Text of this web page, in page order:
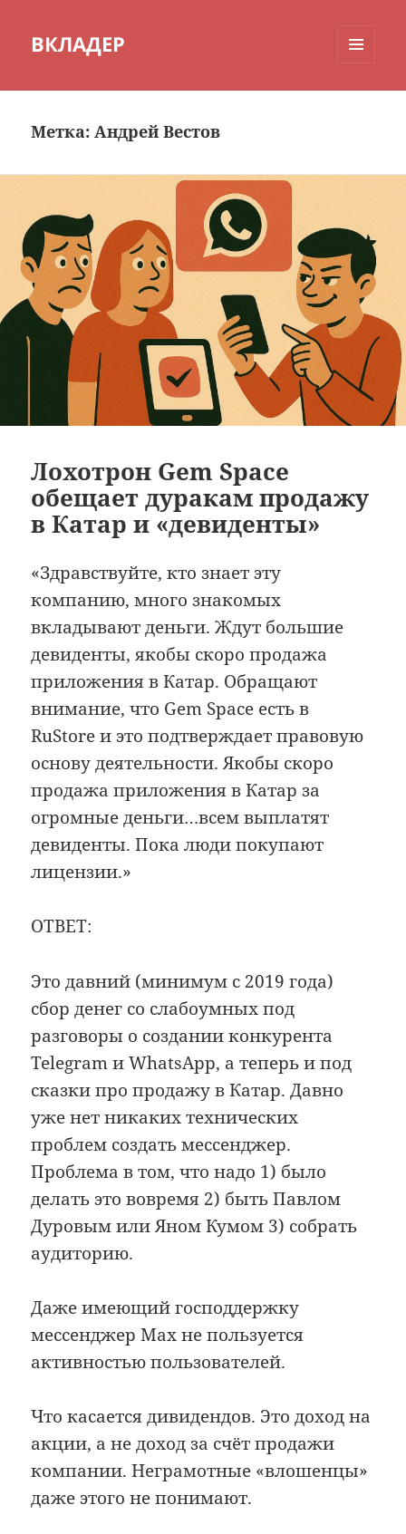
ВКЛАДЕР
Метка:Андрей Вестов
Лохотрон Gem Space
обещает дуракам продажу
в Катар и «девиденты»
«Здравствуйте, кто знает эту
компанию, много знакомых
вкладывают деньги. Ждут большие
девиденты, якобы скоро продажа
приложения в Катар. Обращают
внимание, что Gem Space есть в
RuStore и это подтверждает правовую
основу деятельности. Якобы скоро
продажа приложения в Катар за
огромные деньги…всем выплатят
девиденты. Пока люди покупают
лицензии.»
ОТВЕТ:
Это давний (минимум с 2019 года)
сбор денег со слабоумных под
разговоры о создании конкурента
Telegram и WhatsApp, а теперь и под
сказки про продажу в Катар. Давно
уже нет никаких технических
проблем создать мессенджер.
Проблема в том, что надо 1) было
делать это вовремя 2) быть Павлом
Дуровым или Яном Кумом 3) собрать
аудиторию.
Даже имеющий господдержку
мессенджер Max не пользуется
активностью пользователей.
Что касается дивидендов. Это доход на
акции, а не доход за счёт продажи
компании. Неграмотные «влошенцы»
даже этого не понимают.